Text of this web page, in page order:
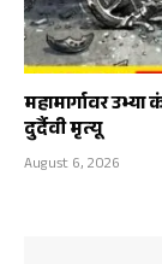
महामार्गावर
दुर्दैवी मृत्यू
August 6, 2026